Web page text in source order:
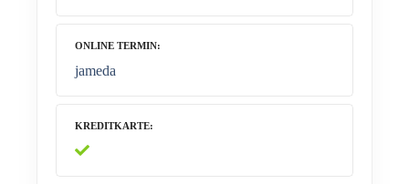
ONLINE TERMIN
jameda
KREDITKARTE